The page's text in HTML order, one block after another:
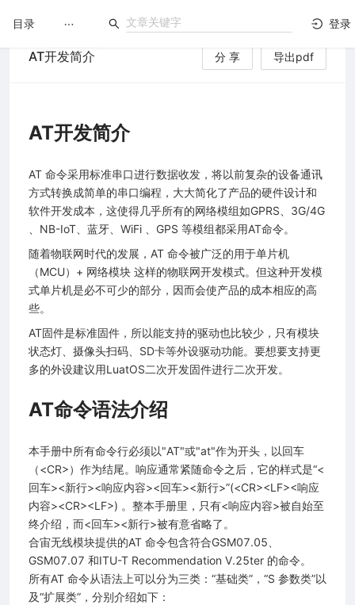
登录
目录
AT开发简介 分 享 导出pdf
AT开发简介
AT 命令采用标准串口进行数据收发，将以前复杂的设备通讯
方式转换成简单的串口编程，大大简化了产品的硬件设计和
软件开发成本，这使得几乎所有的网络模组如GPRS、3G/4G
、NB-IoT、蓝牙、WiFi 、GPS 等模组都采用AT命令。
随着物联网时代的发展，AT 命令被广泛的用于单片机
（MCU）+ 网络模块 这样的物联网开发模式。但这种开发模
式单片机是必不可少的部分，因而会使产品的成本相应的高
些。
AT固件是标准固件，所以能支持的驱动也比较少，只有模块
状态灯、摄像头扫码、SD卡等外设驱动功能。要想要支持更
多的外设建议用LuatOS二次开发固件进行二次开发。
AT命令语法介绍
本手册中所有命令行必须以"AT"或"at"作为开头，以回车
（<CR>）作为结尾。响应通常紧随命令之后，它的样式是“<
回车><新行><响应内容><回车><新行>”(<CR><LF><响应
内容><CR><LF>) 。整本手册里，只有<响应内容>被自始至
终介绍，而<回车><新行>被有意省略了。
合宙无线模块提供的AT 命令包含符合GSM07.05、
GSM07.07 和ITU-T Recommendation V.25ter 的命令。
所有AT 命令从语法上可以分为三类：“基础类”，“S 参数类”以
及“扩展类”，分别介绍如下：